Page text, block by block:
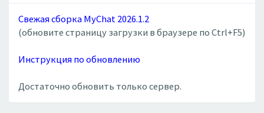
Свежая сборка MyChat 2026.1.2
(обновите страницу загрузки в браузере по Ctrl+F5)
Инструкция по обновлению
Достаточно обновить только сервер.